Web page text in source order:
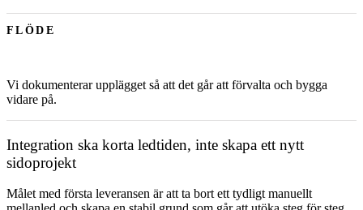
FLÖDE
Vi dokumenterar upplägget så att det går att förvalta och bygga
vidare på.
Integration ska korta ledtiden, inte skapa ett nytt
sidoprojekt
Målet med första leveransen är att ta bort ett tydligt manuellt